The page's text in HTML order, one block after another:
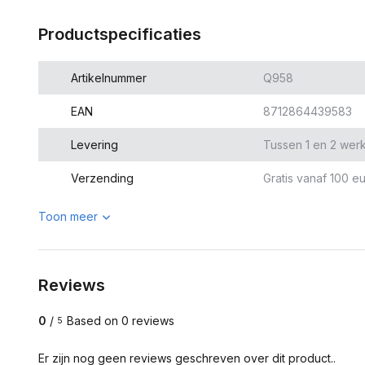
Productspecificaties
Artikelnummer Q958
EAN 8712864439583
Levering Tussen 1 en 2
Verzending Gratis vanaf 100
Toon meer
Reviews
0 / 5 Based on 0 reviews
Er zijn nog geen reviews geschreven over dit product..